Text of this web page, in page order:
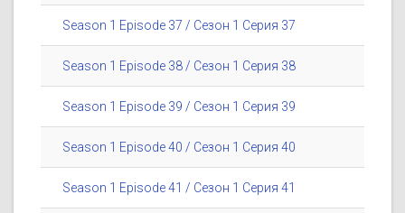
Season 1 Episode 37 / Сезон 1 Серия 37
Season 1 Episode 38 / Сезон 1 Серия 38
Season 1 Episode 39 / Сезон 1 Серия 39
Season 1 Episode 40 / Сезон 1 Серия 40
Season 1 Episode 41 / Сезон 1 Серия 41